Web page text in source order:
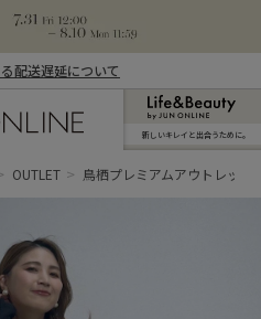
配送遅延について
新しいキレイと出合うために。
OUTLET 鳥栖プレミアムアウトレット